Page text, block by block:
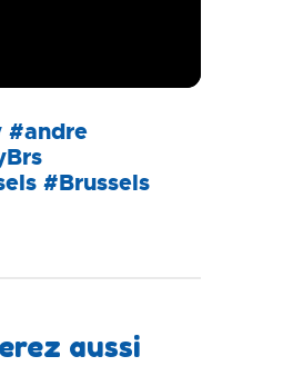
#andre
#Brussels
aussi